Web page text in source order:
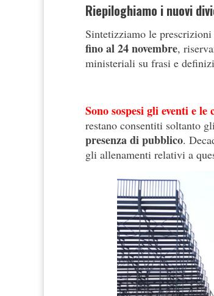
Riepiloghiamo i nuovi
Sintetizziamo le
fino al 24 novembre,
ministeriali su frasi e
Sono sospesi gli eventi e
restano consentiti soltanto
presenza di pubblico.
gli allenamenti relativi a